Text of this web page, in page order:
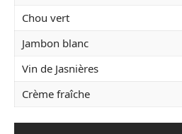
Chou vert
Jambon blanc
Vin de Jasnières
Crème fraîche